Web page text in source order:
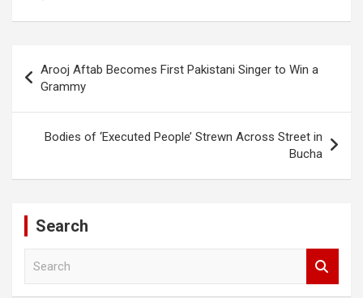
navigation
Arooj Aftab Becomes First Pakistani Singer to Win a
Grammy
Bodies of ‘Executed People’ Strewn Across Street in
Bucha
Search